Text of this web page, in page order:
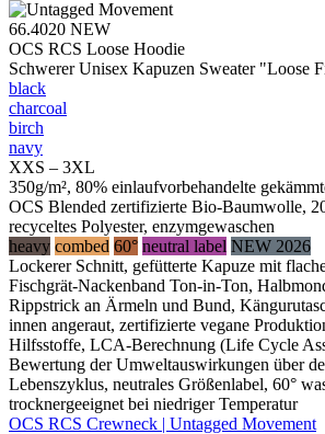
66.4020 NEW
OCS RCS Loose Hoodie
Schwerer Unisex Kapuzen Sweater "Loose
black
charcoal
birch
navy
XXS – 3XL
350g/m², 80% einlaufvorbehandelte
OCS Blended zertifizierte Bio-Baumwolle,
recyceltes Polyester, enzymgewaschen
heavy combed 60° neutral label NEW 2026
Lockerer Schnitt, gefütterte Kapuze mit
Fischgrät-Nackenband Ton-in-Ton,
Rippstrick an Ärmeln und Bund,
innen angeraut, zertifizierte vegane
Hilfsstoffe, LCA-Berechnung (Life Cycle
Bewertung der Umweltauswirkungen über
Lebenszyklus, neutrales Größenlabel, 60°
trocknergeeignet bei niedriger Temperatur
OCS RCS Crewneck | Untagged Movement